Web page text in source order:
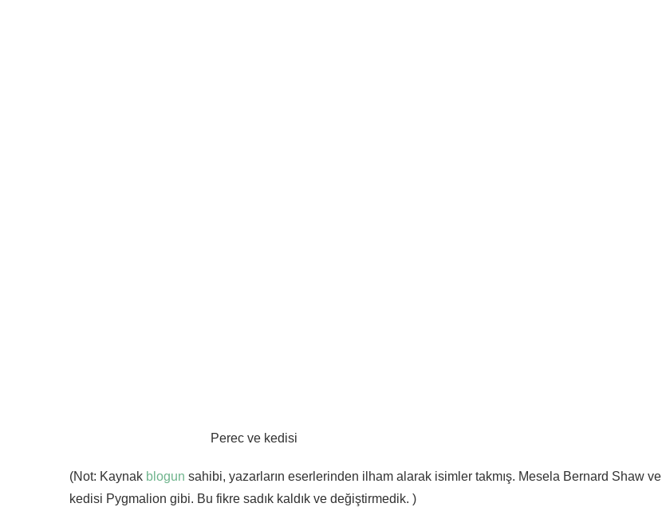
Perec ve kedisi
(Not: Kaynak blogun sahibi, yazarların eserlerinden ilham alarak isimler takmış. Mesela Bernard Shaw ve
kedisi Pygmalion gibi. Bu fikre sadık kaldık ve değiştirmedik. )